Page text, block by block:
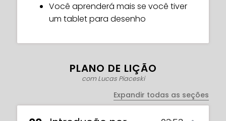
ganhar vida? Junte-se a mim e eu te
mostrarei como!
Você aprenderá mais se você tiver
um tablet para desenho
PLANO DE LIÇÃO
com Lucas Piaceski
Expandir todas as seções